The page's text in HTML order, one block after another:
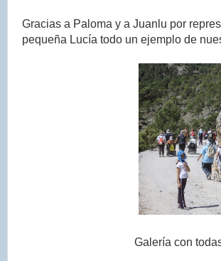
Gracias a Paloma y a Juanlu por
pequeña Lucía todo un ejemplo de
Galería con